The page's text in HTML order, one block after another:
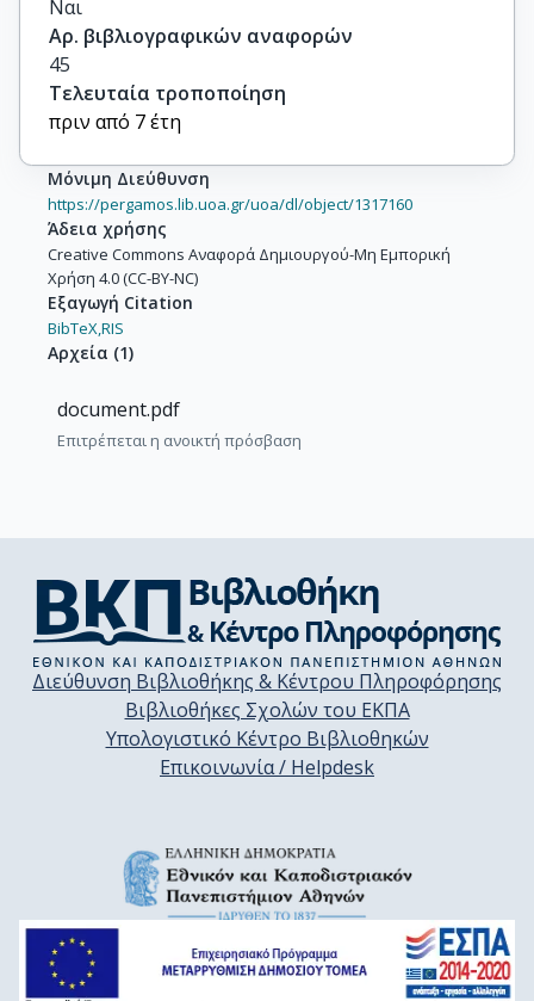
Ναι
Αρ. βιβλιογραφικών αναφορών
45
Τελευταία τροποποίηση
πριν από 7 έτη
Μόνιμη Διεύθυνση
https://pergamos.lib.uoa.gr/uoa/dl/object/1317160
Άδεια χρήσης
Creative Commons Αναφορά Δημιουργού-Μη Εμπορική
Χρήση 4.0 (CC-BY-NC)
Εξαγωγή Citation
BibTeX,RIS
Αρχεία (1)
document.pdf
Επιτρέπεται η ανοικτή πρόσβαση
Διεύθυνση Βιβλιοθήκης & Κέντρου Πληροφόρησης
Βιβλιοθήκες Σχολών του ΕΚΠΑ
Υπολογιστικό Κέντρο Βιβλιοθηκών
Επικοινωνία / Helpdesk